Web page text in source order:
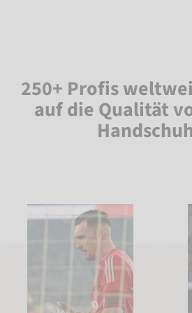
250+ Profis
auf die Qualität